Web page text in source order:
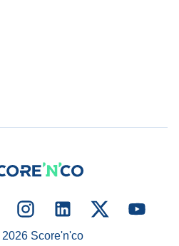
2026Score'n'co